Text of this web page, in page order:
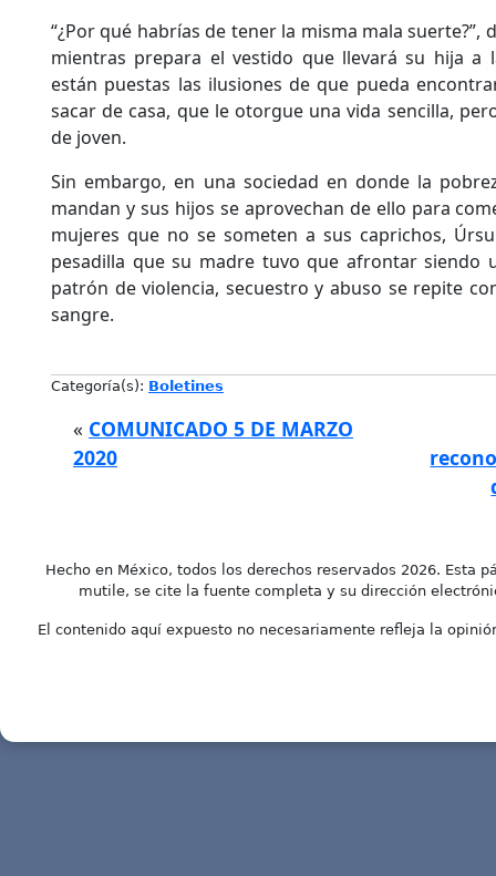
“¿Por qué habrías de tener la misma mala suerte?”,
mientras prepara el vestido que llevará su hija a
están puestas las ilusiones de que pueda
sacar de casa, que le otorgue una vida sencilla,
de joven.
Sin embargo, en una sociedad en donde la
mandan y sus hijos se aprovechan de ello para
mujeres que no se someten a sus caprichos,
pesadilla que su madre tuvo que afrontar siendo
patrón de violencia, secuestro y abuso se repite
sangre.
Categoría(s): Boletines
« COMUNICADO 5 DE MARZO
2020
Hecho en México, todos los derechos reservados 2026. Esta
mutile, se cite la fuente completa y su dirección
El contenido aquí expuesto no necesariamente refleja la